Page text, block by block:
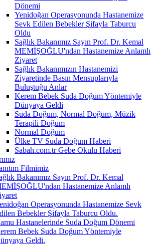
Dönemi
Yenidoğan Operasyonunda Hastanemize
Sevk Edilen Bebekler Şifayla Taburcu
Oldu
Sağlık Bakanımız Sayın Prof. Dr. Kemal
MEMİŞOĞLU'ndan Hastanemize Anlamlı
Ziyaret
Sağlık Bakanımızın Hastanemizi
Ziyaretinde Basın Mensuplarıyla
Buluştuğu Anlar
Kerem Bebek Suda Doğum Yöntemiyle
Dünyaya Geldi
Suda Doğum, Normal Doğum, Müzik
Terapili Doğum
Normal Doğum
Ülke TV Suda Doğum Haberi
Sabah.com.tr Gebe Okulu Haberi
Filmimiz
Bakanımız Sayın Prof. Dr. Kemal
Hastanemize Anlamlı
Operasyonunda Hastanemize Sevk
Bebekler Şifayla Taburcu Oldu.
Hastanelerinde Suda Doğum Dönemi
Bebek Suda Doğum Yöntemiyle
Geldi.